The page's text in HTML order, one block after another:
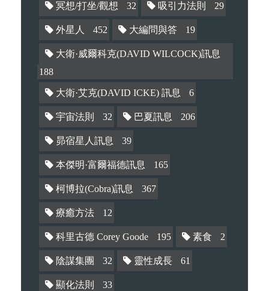
冥想/打坐/觀想 32 吸引力法則 29
外星人 452 大編問與答 19
大衛·威爾科克(DAVID WILCOCK)訊息
188
大衛·艾克(DAVID ICKE) 訊息 6
宇宙法則 32 巴夏訊息 206
昴宿星人訊息 39
本傑明·富爾福德訊息 165
柯博拉(Cobra)訊息 367
療癒方法 12
科里古德 Corey Goode 195 素食 2
陰謀集團 32 靈性成長 61
顯化法則 33